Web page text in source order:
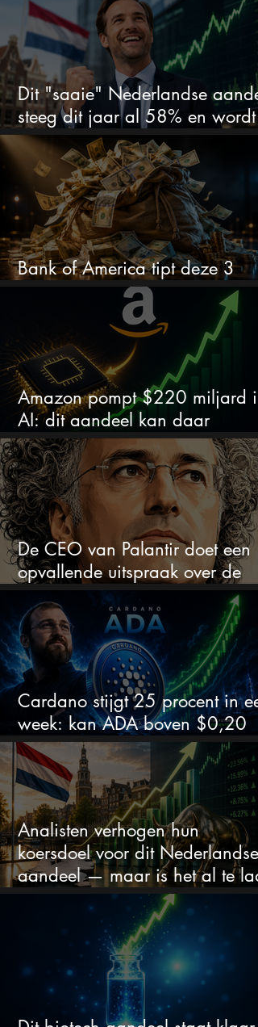
Dit "saaie" Nederlandse
steeg dit jaar al 58% en wordt
volgens analisten onderschat
Bank of America tipt deze 3
chipaandelen
Amazon pompt $220 miljard in
AI: dit aandeel kan daar
explosief van profiteren
De CEO van Palantir doet een
opvallende uitspraak over de
beurs
Cardano stijgt 25 procent in
week: kan ADA boven $0,20
blijven?
Analisten verhogen hun
koersdoel voor dit Nederlandse
aandeel — maar is het al te laat
om in te stappen?